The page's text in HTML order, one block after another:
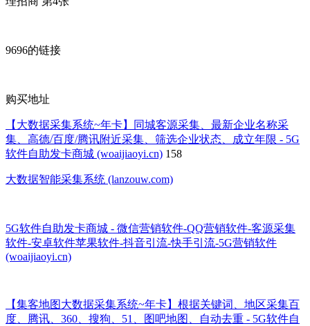
9696的链接
购买地址
【大数据采集系统~年卡】同城客源采集、最新企业名称采
集、高德/百度/腾讯附近采集、筛选企业状态、成立年限 - 5G
软件自助发卡商城 (woaijiaoyi.cn) 158
大数据智能采集系统 (lanzouw.com)
5G软件自助发卡商城 - 微信营销软件-QQ营销软件-客源采集
软件-安卓软件苹果软件-抖音引流-快手引流-5G营销软件
(woaijiaoyi.cn)
【集客地图大数据采集系统~年卡】根据关键词、地区采集百
度、腾讯、360、搜狗、51、图吧地图、自动去重 - 5G软件自